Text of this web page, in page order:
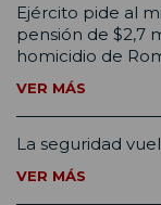
Ejército pide al
pensión de $2,7
homicidio de
VER MÁS
La seguridad
VER MÁS